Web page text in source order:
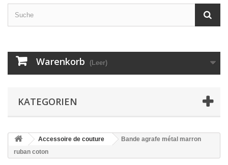
Warenkorb (Leer)
KATEGORIEN
Accessoire de couture
Bande agrafe métal marron
ruban coton